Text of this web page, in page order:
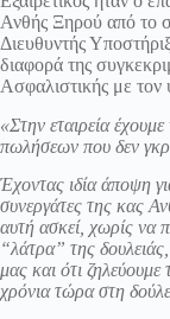
Ανθής Ξηρού από το
Διευθυντής
διαφορά της
Ασφαλιστικής με
«Στην εταιρεία
πωλήσεων που δεν
Έχοντας ιδία άποψη
συνεργάτες της κας
αυτή ασκεί, χωρίς να
“λάτρα” της
μας και ότι
χρόνια τώρα στη